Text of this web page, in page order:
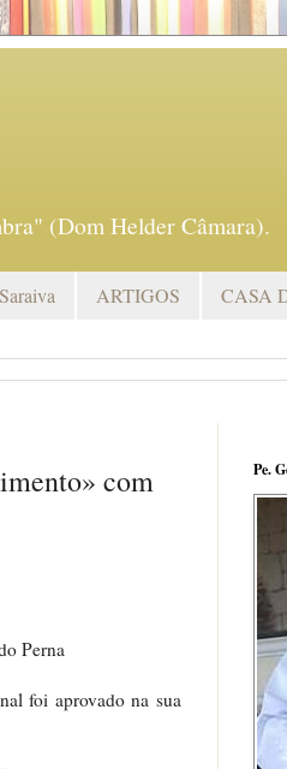
(Dom Helder Câmara).
ARTIGOS CASA
com
Perna
foi aprovado na sua
Pe.